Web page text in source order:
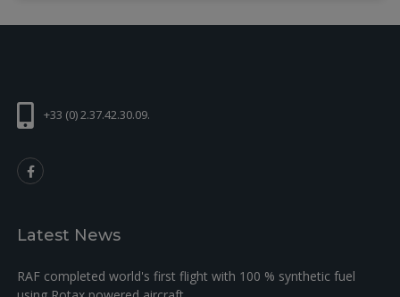
+33 (0) 2.37.42.30.09.
Latest News
RAF completed world's first flight with 100 % synthetic fuel